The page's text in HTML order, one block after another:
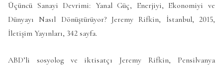
Üçüncü Sanayi Devrimi: Yanal Güç, Enerjiyi, Ekonomiyi ve
Dünyayı Nasıl Dönüştürüyor? Jeremy Rifkin, İstanbul, 2015,
İletişim Yayınları, 342 sayfa.
ABD’li sosyolog ve iktisatçı Jeremy Rifkin, Pensilvanya